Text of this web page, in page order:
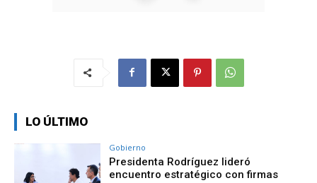
LO ÚLTIMO
Gobierno
Presidenta Rodríguez lideró
encuentro estratégico con firmas